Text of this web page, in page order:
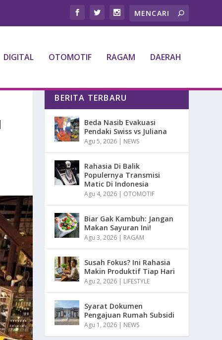
DIGITAL OTOMOTIF RAGAM DAERAH
BERITA TERBARU
Beda Nasib Evakuasi
Pendaki Swiss vs Juliana
Agu 5, 2026 | NEWS
Rahasia Di Balik
Populernya Transmisi
Matic Di Indonesia
Agu 4, 2026 | OTOMOTIF
Biar Gak Kambuh: Jangan
Makan Sayuran Ini!
Agu 3, 2026 | RAGAM
Susah Fokus? Ini Rahasia
Makin Produktif Tiap Hari
Agu 2, 2026 | LIFESTYLE
Syarat Dokumen
Pengajuan Rumah Subsidi
Agu 1, 2026 | NEWS